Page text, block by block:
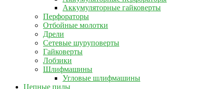
Аккумуляторные гайковерты
Перфораторы
Отбойные молотки
Дрели
Сетевые шуруповерты
Гайковерты
Лобзики
Шлифмашины
Угловые шлифмашины
Цепные пилы